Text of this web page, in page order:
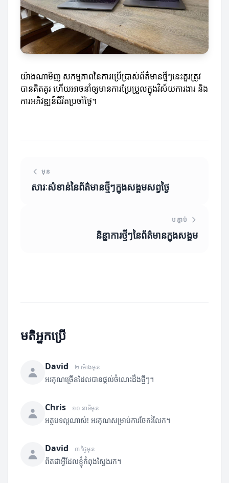
យ៉ាងណាមិញ សកម្មភាពនៃការប្រើប្រាស់ព័ត៌មានថ្មីៗនេះគួរត្រូវ
បានគិតគូរ ហើយអាចនាំឲ្យមានការប្រែប្រួលក្នុងវិស័យការងារ និង
ការអភិវឌ្ឍន៍ជីវិតប្រចាំថ្ងៃ។
មុន
សារៈសំខាន់នៃព័ត៌មានថ្មីៗក្នុងសង្គមសព្វថ្ងៃ
បន្ទាប់
និន្នាការថ្មីៗនៃព័ត៌មានក្នុងសង្គម
មតិអ្នកប្រើ
David ២ ម៉ោងមុន
អរគុណច្រើនដែលបានផ្តល់ចំណេះដឹងថ្មីៗ។
Chris ១០ នាទីមុន
អត្ថបទល្អណាស់! អរគុណសម្រាប់ការចែករំលែក។
David ៣ ថ្ងៃមុន
ពិតជាអ្វីដែលខ្ញុំកំពុងស្វែងរក។